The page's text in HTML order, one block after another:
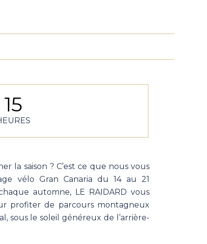
15
la saison ? C’est ce que nous vous
vélo Gran Canaria du 14 au 21
automne, LE RAIDARD vous
profiter de parcours montagneux
sous le soleil généreux de l’arrière-